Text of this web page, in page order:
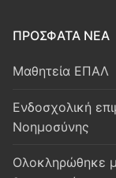
ΠΡΟΣΦΑΤΑ ΝΕΑ
Μαθητεία ΕΠΑΛ
Ενδοσχολική
Νοημοσύνης
Oλοκληρώθηκε